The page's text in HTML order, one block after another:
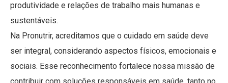
produtividade e relações de trabalho mais humanas e
sustentáveis.
Na Pronutrir, acreditamos que o cuidado em saúde deve
ser integral, considerando aspectos físicos, emocionais e
sociais. Esse reconhecimento fortalece nossa missão de